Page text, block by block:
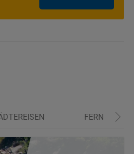
FERNREISEN